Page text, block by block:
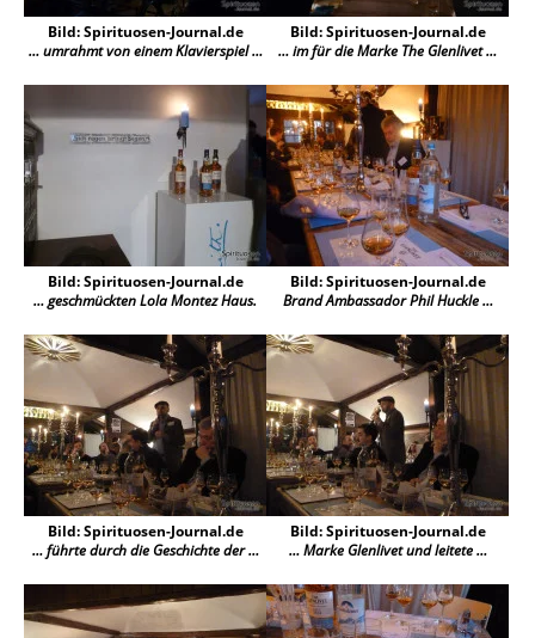
Bild: Spirituosen-Journal.de
… umrahmt von einem Klavierspiel …
Bild: Spirituosen-Journal.de
… im für die Marke The Glenlivet …
Bild: Spirituosen-Journal.de
… geschmückten Lola Montez Haus.
Bild: Spirituosen-Journal.de
Brand Ambassador Phil Huckle …
Bild: Spirituosen-Journal.de
… führte durch die Geschichte der …
Bild: Spirituosen-Journal.de
… Marke Glenlivet und leitete …